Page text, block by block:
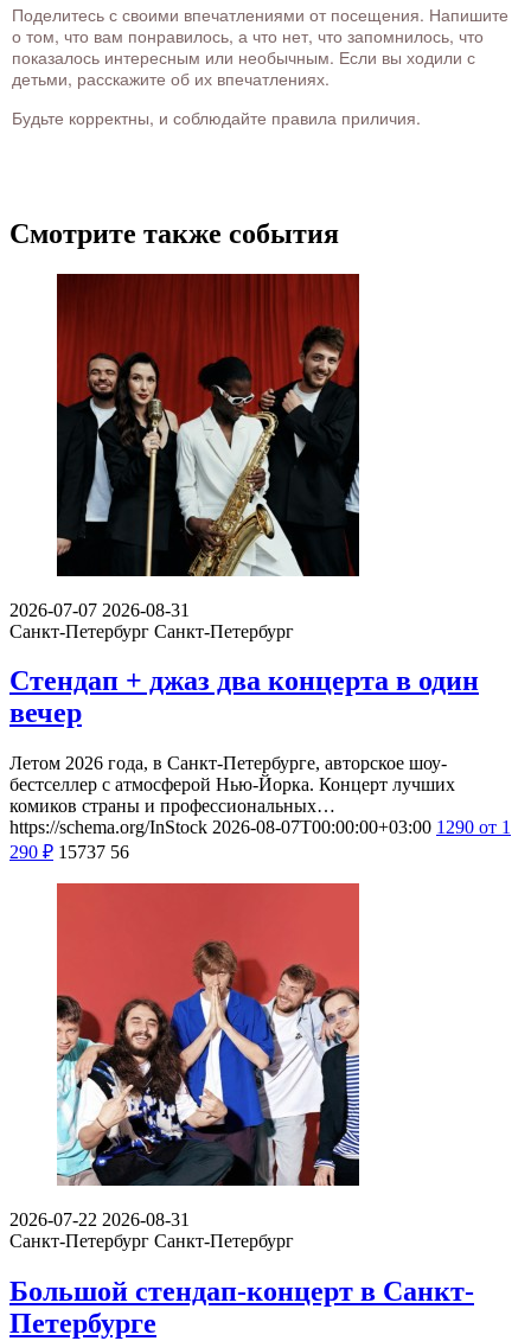
Поделитесь с своими впечатлениями от посещения. Напишите
о том, что вам понравилось, а что нет, что запомнилось, что
показалось интересным или необычным. Если вы ходили с
детьми, расскажите об их впечатлениях.
Будьте корректны, и соблюдайте правила приличия.
Смотрите также события
2026-07-07 2026-08-31
Санкт-Петербург Санкт-Петербург
Стендап + джаз два концерта в один
вечер
Летом 2026 года, в Санкт-Петербурге, авторское шоу-
бестселлер с атмосферой Нью-Йорка. Концерт лучших
комиков страны и профессиональных…
https://schema.org/InStock 2026-08-07T00:00:00+03:00 1290 от 1
290 ₽ 15737 56
2026-07-22 2026-08-31
Санкт-Петербург Санкт-Петербург
Большой стендап-концерт в Санкт-
Петербурге